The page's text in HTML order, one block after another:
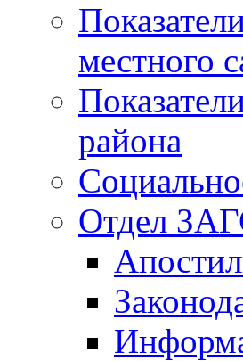
местного
района
Отдел